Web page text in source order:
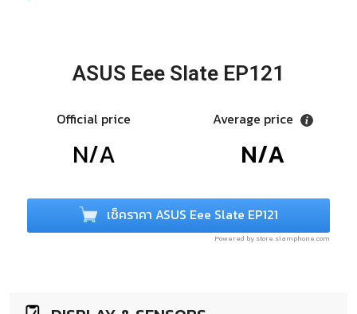
ASUS Eee Slate EP121
Official price
N/A
Average price
N/A
เช็คราคา ASUS Eee Slate EP121
Powered by store.siamphone.com